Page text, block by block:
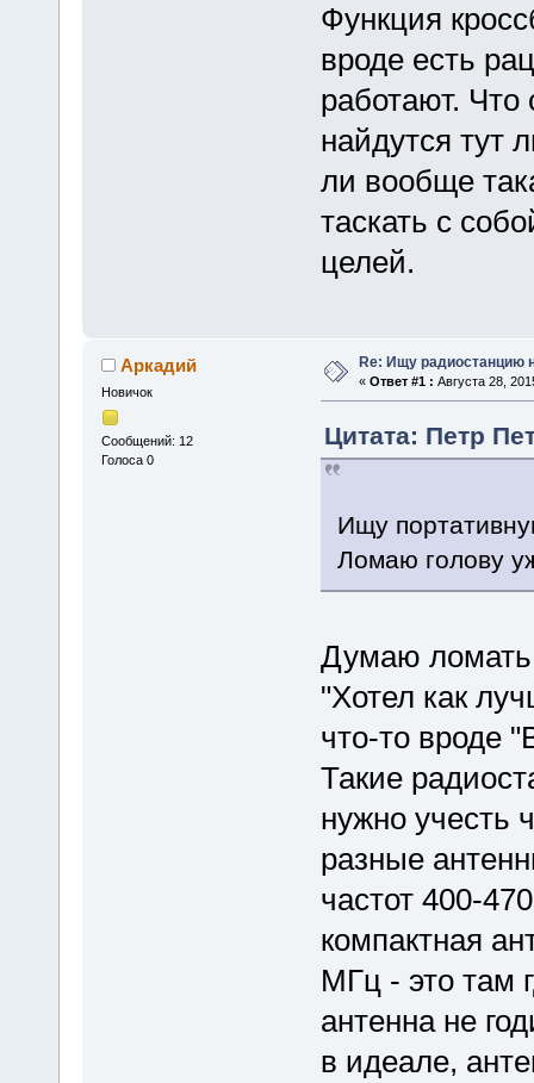
Функция
вроде есть
работают.
найдутся тут
ли вообще
таскать с
целей.
Аркадий
Новичок
Сообщений: 12
Голоса 0
Re: Ищу радиостанцию
« Ответ #1 : Августа 28,
Цитата: Петр
Ищу
Ломаю голову
Думаю ломать
"Хотел как
что-то вроде
Такие
нужно учесть
разные
частот 400-
компактная
МГц - это там
антенна не
в идеале,